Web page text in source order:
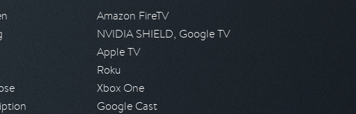
Amazon FireTV
NVIDIA SHIELD, Google TV
Apple TV
Roku
Xbox One
Google Cast